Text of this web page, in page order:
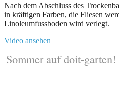
Nach dem Abschluss des
in kräftigen Farben, die Fliesen
Linoleumfussboden wird verlegt.
Video ansehen
Sommer auf doit-garten!